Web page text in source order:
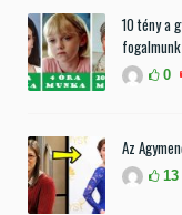
10 tény a
0
Az
13